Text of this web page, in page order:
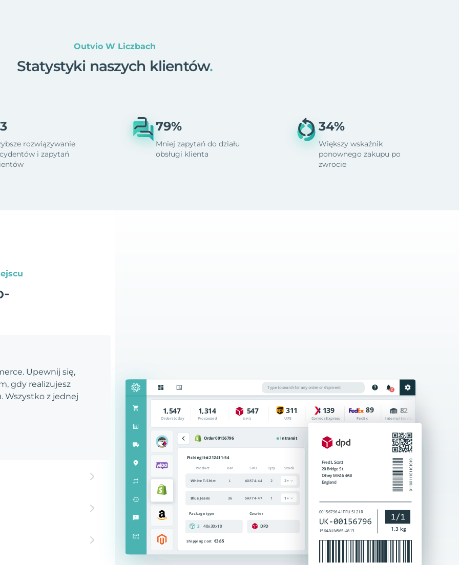
Outvio W Liczbach
Statystyki naszych klientów.
rozwiązywanie
i zapytań
79%
Mniej zapytań do działu
obsługi klienta
34%
Większy wskaźnik
ponownego zakupu po
zwrocie
Upewnij się,
gdy realizujesz
Wszystko z jednej